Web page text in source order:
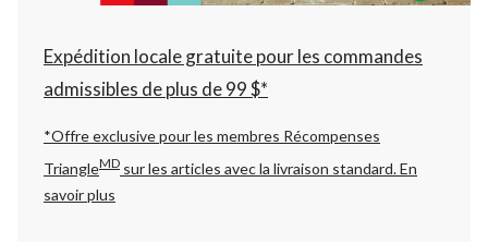
Expédition locale gratuite pour les commandes
admissibles de plus de 99 $*
*Offre exclusive pour les membres Récompenses
TriangleMD sur les articles avec la livraison standard.En
savoir plus